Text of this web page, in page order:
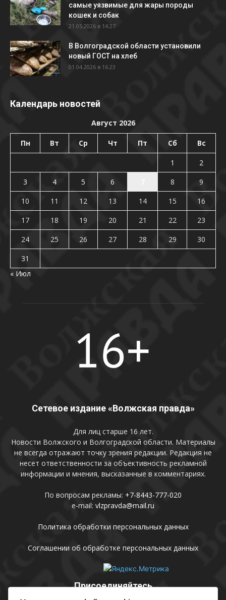
самые уязвимые для жары породы
кошек и собак
21.05.2026 в 14:27
В Волгоградской области установили
новый ГОСТ на хлеб
01.04.2026 в 16:23
Календарь новостей
Август 2026
Пн Вт Ср Чт Пт Сб Вс
1
2
3
4 5 6 8
9
10
11 12 13 14 15
16
17
18 19 20 21 22
23
24
25 26 27 28 29
30
31
« Июл
Сетевое издание «Волжская правда»
Для лиц старше 16 лет.
Новости Волжского и Волгоградской области. Материалы
не всегда отражают точку зрения редакции. Редакция не
несет ответственности за объективность рекламной
информации и мнения, высказанные в комментариях.
По вопросам рекламы: +7-8443-777-020
e-mail: vlzpravda@mail.ru
Политика обработки персональных данных
Соглашении об обработке персональных данных
Присоединяйтесь